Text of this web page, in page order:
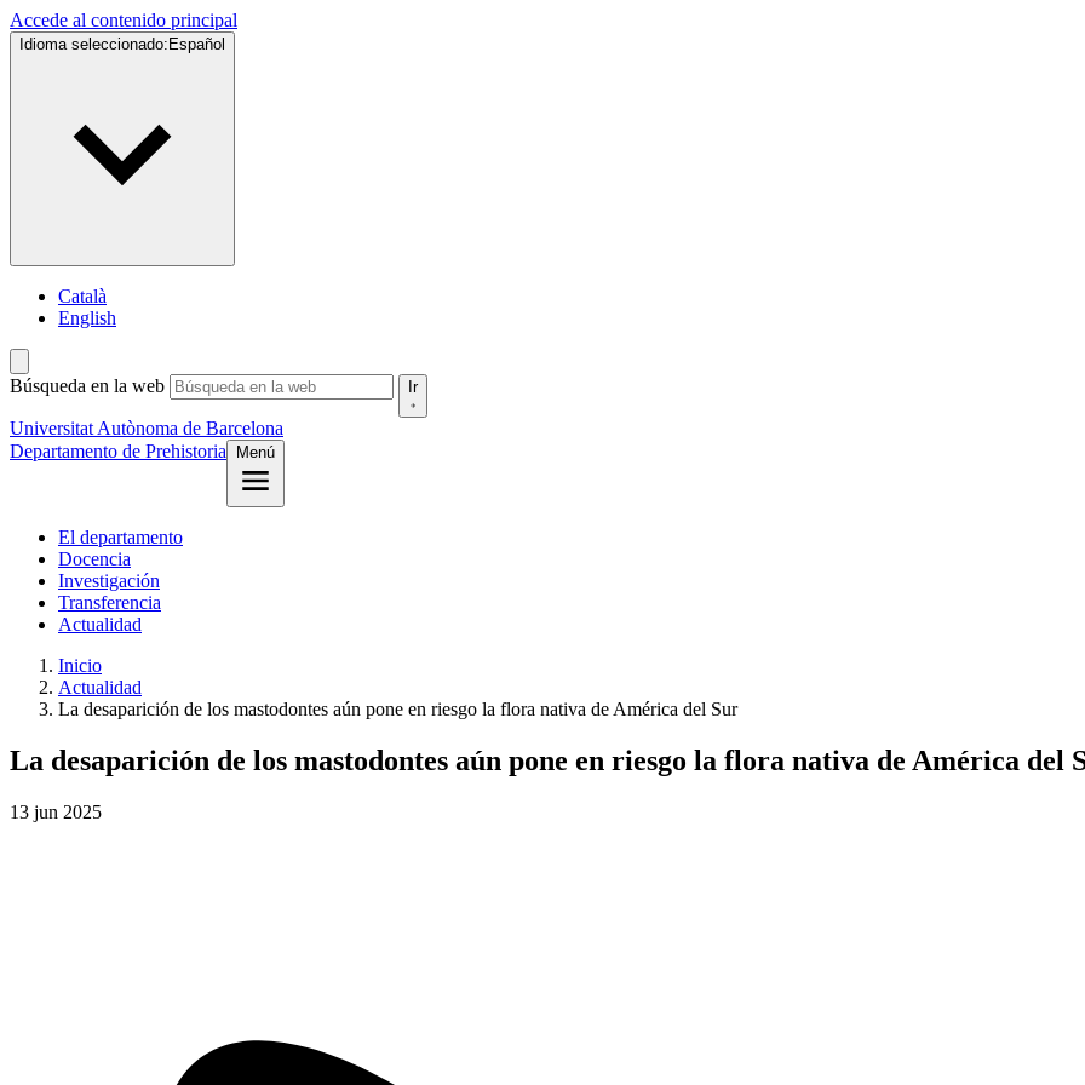
Accede al contenido principal
Idioma seleccionado: Español
Català
English
Búsqueda en la web Ir
Universitat Autònoma de Barcelona
Departamento de Prehistoria
Menú
El departamento
Docencia
Investigación
Transferencia
Actualidad
Inicio
Actualidad
La desaparición de los mastodontes aún pone en riesgo la flora nativa de América del Sur
La desaparición de los mastodontes aún pone en riesgo la flora nativa de América del
13 jun 2025